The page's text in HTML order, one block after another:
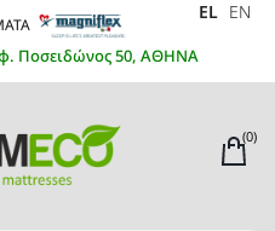
Ποσειδώνος 50, ΑΘΗΝΑ
EL EN
(0)